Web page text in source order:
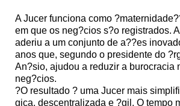
A Jucer funciona como
em que os neg?cios s?o registrados.
aderiu a um conjunto de a??es
anos que, segundo o presidente do
An?sio, ajudou a reduzir a burocracia
neg?cios.
?O resultado ? uma Jucer mais
gica, descentralizada e ?gil. O tempo